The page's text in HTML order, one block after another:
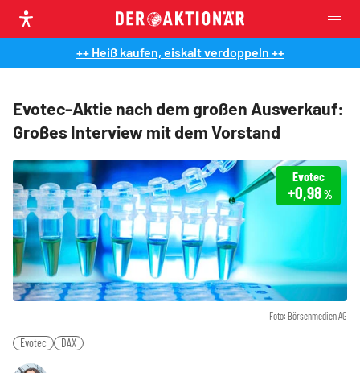
++ Heiß kaufen, eiskalt verdoppeln ++
Evotec-Aktie nach dem großen Ausverkauf:
Großes Interview mit dem Vorstand
Foto: Börsenmedien AG
Evotec
+0,98%
Evotec DAX